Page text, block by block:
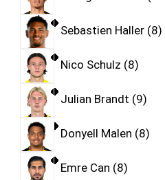
Sebastien Haller 8
Nico Schulz 8
Julian Brandt 9
Donyell Malen 8
Emre Can 8